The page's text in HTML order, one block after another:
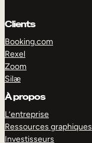
Clients
Booking.com
Rexel
Zoom
Silæ
À propos
L’entreprise
Ressources graphiques
Investisseurs